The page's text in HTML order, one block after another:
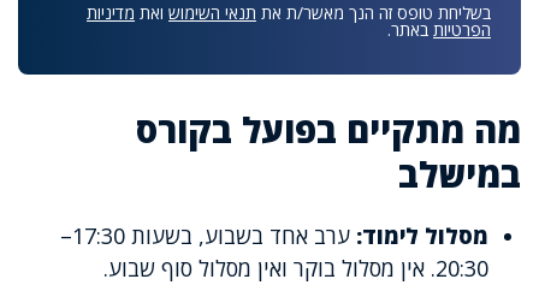
בשליחת טופס זה הנך מאשר/ת את תנאי השימוש ואת מדיניות
הפרטיות באתר.
מה מתקיים בפועל בקורס
במישלב
מסלול לימוד:
ערב אחד בשבוע, בשעות 17:30–
20:30. אין מסלול בוקר ואין מסלול סוף שבוע.